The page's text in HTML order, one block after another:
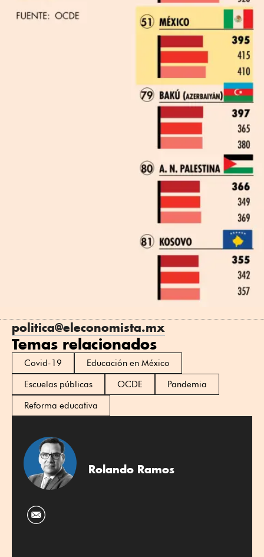
politica@eleconomista.mx
Temas relacionados
Covid-19
Educación en México
Escuelas públicas
OCDE
Pandemia
Reforma educativa
Rolando Ramos